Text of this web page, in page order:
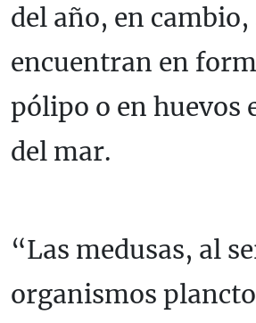
del año, en cambio,
encuentran en
pólipo o en huevos
del mar.
“Las medusas, al
organismos